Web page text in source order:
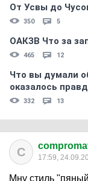
От Усвы до
350 5
ОАКЗВ Что за
465 12
Что вы думали
оказалось
332 13
C 17:59,
Мну стиль